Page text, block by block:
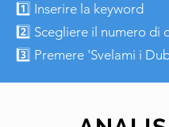
1️⃣ Inserire la keyword
2️⃣ Scegliere il numero di
3️⃣ Premere 'Svelami i